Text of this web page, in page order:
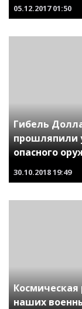
05.12.2017 01:50
Гибель
прошляпили
опасного
30.10.201819:49
наших